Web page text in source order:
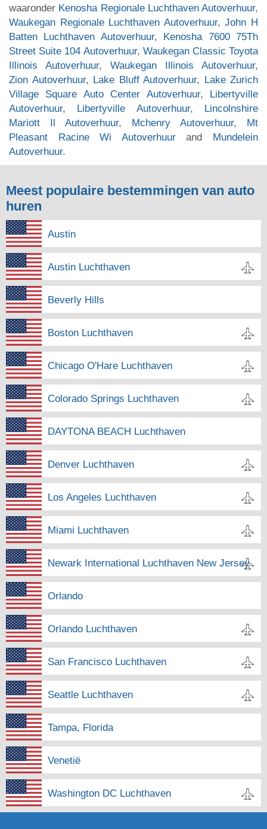
waaronder Kenosha Regionale Luchthaven Autoverhuur,
Waukegan Regionale Luchthaven Autoverhuur,John H
Batten Luchthaven Autoverhuur, Kenosha 7600 75Th
Street Suite 104 Autoverhuur, Waukegan Classic Toyota
Illinois Autoverhuur, Waukegan Illinois Autoverhuur,
Zion Autoverhuur, Lake Bluff Autoverhuur, Lake Zurich
Village Square Auto Center Autoverhuur, Libertyville
Autoverhuur, Libertyville Autoverhuur, Lincolnshire
Mariott Il Autoverhuur, Mchenry Autoverhuur, Mt
Pleasant Racine Wi Autoverhuurand Mundelein
Autoverhuur.
Meest populaire bestemmingen van auto
huren
Austin
Austin Luchthaven
Beverly Hills
Boston Luchthaven
Chicago O'Hare Luchthaven
Colorado Springs Luchthaven
DAYTONA BEACH Luchthaven
Denver Luchthaven
Los Angeles Luchthaven
Miami Luchthaven
Newark International Luchthaven New Jersey
Orlando
Orlando Luchthaven
San Francisco Luchthaven
Seattle Luchthaven
Tampa, Florida
Venetië
Washington DC Luchthaven